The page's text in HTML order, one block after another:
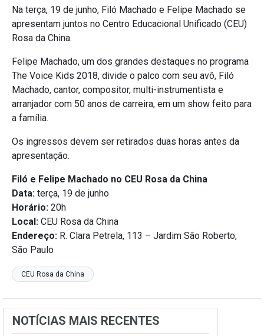
Na terça, 19 de junho, Filó Machado e Felipe Machado se
apresentam juntos no Centro Educacional Unificado (CEU)
Rosa da China.
Felipe Machado, um dos grandes destaques no programa
The Voice Kids 2018, divide o palco com seu avô, Filó
Machado, cantor, compositor, multi-instrumentista e
arranjador com 50 anos de carreira, em um show feito para
a família.
Os ingressos devem ser retirados duas horas antes da
apresentação.
Filó e Felipe Machado no CEU Rosa da China
Data: terça, 19 de junho
Horário: 20h
Local: CEU Rosa da China
Endereço: R. Clara Petrela, 113 – Jardim São Roberto,
São Paulo
CEU Rosa da China
NOTÍCIAS MAIS RECENTES